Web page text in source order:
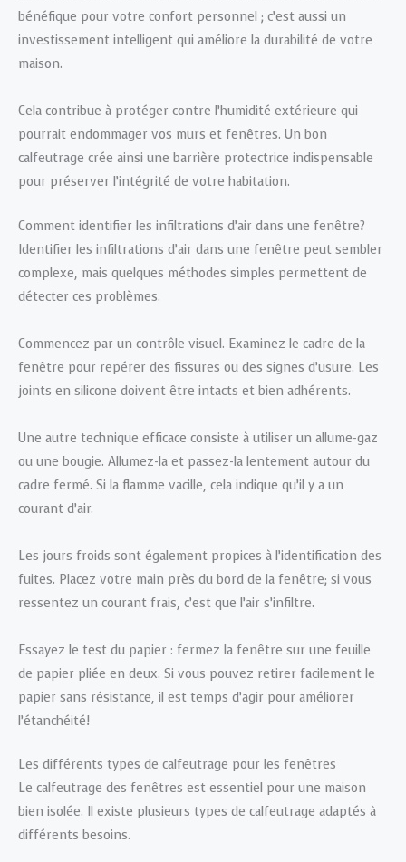
bénéfique pour votre confort personnel ; c’est aussi un
investissement intelligent qui améliore la durabilité de votre
maison.
Cela contribue à protéger contre l’humidité extérieure qui
pourrait endommager vos murs et fenêtres. Un bon
calfeutrage crée ainsi une barrière protectrice indispensable
pour préserver l’intégrité de votre habitation.
Comment identifier les infiltrations d’air dans une fenêtre?
Identifier les infiltrations d’air dans une fenêtre peut sembler
complexe, mais quelques méthodes simples permettent de
détecter ces problèmes.
Commencez par un contrôle visuel. Examinez le cadre de la
fenêtre pour repérer des fissures ou des signes d’usure. Les
joints en silicone doivent être intacts et bien adhérents.
Une autre technique efficace consiste à utiliser un allume-gaz
ou une bougie. Allumez-la et passez-la lentement autour du
cadre fermé. Si la flamme vacille, cela indique qu’il y a un
courant d’air.
Les jours froids sont également propices à l’identification des
fuites. Placez votre main près du bord de la fenêtre; si vous
ressentez un courant frais, c’est que l’air s’infiltre.
Essayez le test du papier : fermez la fenêtre sur une feuille
de papier pliée en deux. Si vous pouvez retirer facilement le
papier sans résistance, il est temps d’agir pour améliorer
l’étanchéité!
Les différents types de calfeutrage pour les fenêtres
Le calfeutrage des fenêtres est essentiel pour une maison
bien isolée. Il existe plusieurs types de calfeutrage adaptés à
différents besoins.